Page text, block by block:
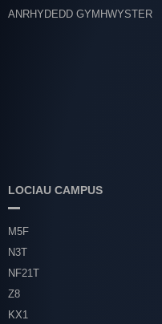
ANRHYDEDD GYMHWYSTER
LOCIAU CAMPUS
M5F
N3T
NF21T
Z8
KX1